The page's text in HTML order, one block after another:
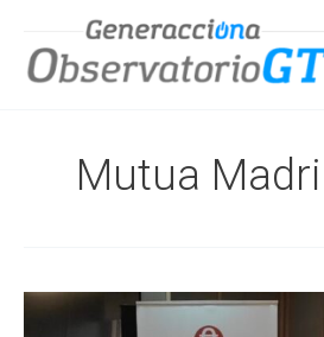
contenido
Mutua